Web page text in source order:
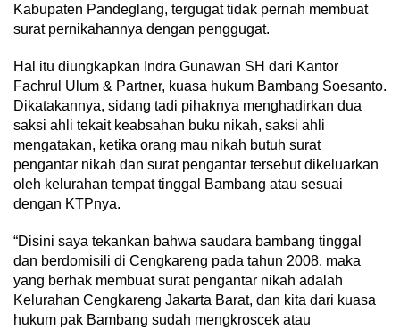
Kabupaten Pandeglang, tergugat tidak pernah membuat
surat pernikahannya dengan penggugat.
Hal itu diungkapkan Indra Gunawan SH dari Kantor
Fachrul Ulum & Partner, kuasa hukum Bambang Soesanto.
Dikatakannya, sidang tadi pihaknya menghadirkan dua
saksi ahli tekait keabsahan buku nikah, saksi ahli
mengatakan, ketika orang mau nikah butuh surat
pengantar nikah dan surat pengantar tersebut dikeluarkan
oleh kelurahan tempat tinggal Bambang atau sesuai
dengan KTPnya.
“Disini saya tekankan bahwa saudara bambang tinggal
dan berdomisili di Cengkareng pada tahun 2008, maka
yang berhak membuat surat pengantar nikah adalah
Kelurahan Cengkareng Jakarta Barat, dan kita dari kuasa
hukum pak Bambang sudah mengkroscek atau